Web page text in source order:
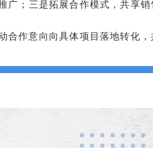
广；三是拓展合作模式，共享销
合作意向向具体项目落地转化，